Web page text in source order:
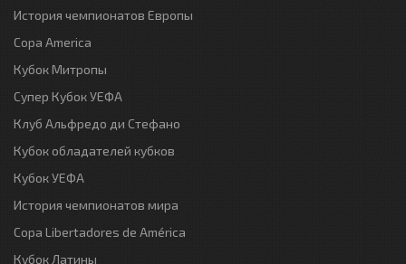
История чемпионатов Европы
Copa America
Кубок Митропы
Супер Кубок УЕФА
Клуб Альфредо ди Стефано
Кубок обладателей кубков
Кубок УЕФА
История чемпионатов мира
Copa Libertadores de América
Кубок Латины